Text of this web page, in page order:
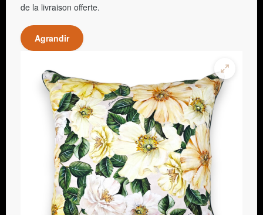
de la livraison offerte.
Agrandir